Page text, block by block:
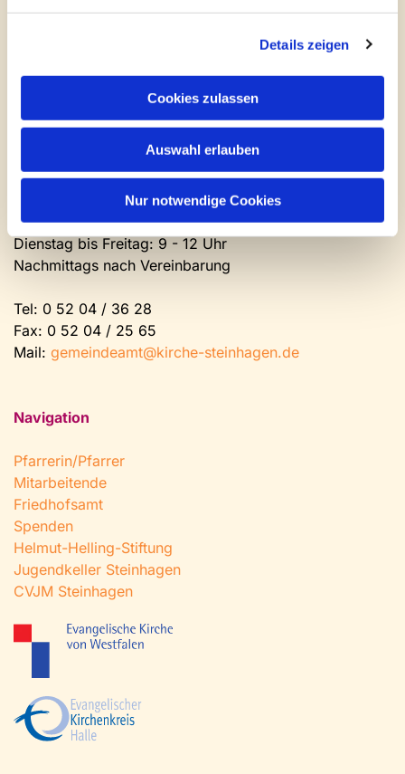
Details zeigen
Cookies zulassen
Auswahl erlauben
Nur notwendige Cookies
Evangelische Kirchengemeinde Steinhagen
Brockhagener Straße 28 | 33803 Steinhagen
Mail:gemeindeamt@kirche-steinhagen.de
Newsletter abonnieren
Kontakt und Öffnungszeiten
Gemeinde- und Friedhofsamt
Montag: geschlossen
Dienstag bis Freitag: 9 - 12 Uhr
Nachmittags nach Vereinbarung
Tel: 0 52 04 / 36 28
Fax: 0 52 04 / 25 65
Mail: gemeindeamt@kirche-steinhagen.de
Navigation
Pfarrerin/Pfarrer
Mitarbeitende
Friedhofsamt
Spenden
Helmut-Helling-Stiftung
Jugendkeller Steinhagen
CVJM Steinhagen